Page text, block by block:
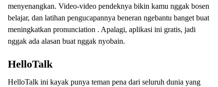
menyenangkan. Video-video pendeknya bikin kamu nggak bosen
belajar, dan latihan pengucapannya beneran ngebantu banget buat
meningkatkan pronunciation . Apalagi, aplikasi ini gratis, jadi
nggak ada alasan buat nggak nyobain.
HelloTalk
HelloTalk ini kayak punya teman pena dari seluruh dunia yang